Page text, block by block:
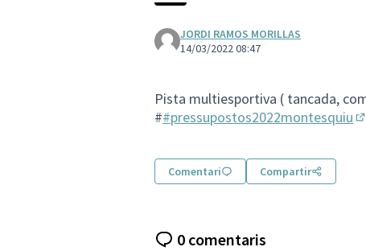
JORDI RAMOS MORILLAS
14/03/2022 08:47
Pista multiesportiva ( tancada,
##pressupostos2022montesquiu
Comentari Compartir
0 comentaris